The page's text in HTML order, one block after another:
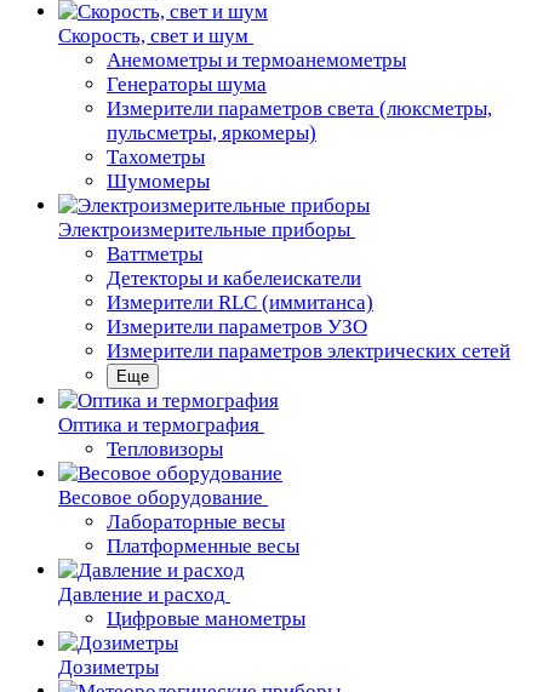
Скорость, свет и шум
Анемометры и термоанемометры
Генераторы шума
Измерители параметров света (люксметры,
пульсметры, яркомеры)
Тахометры
Шумомеры
Электроизмерительные приборы
Ваттметры
Детекторы и кабелеискатели
Измерители RLC (иммитанса)
Измерители параметров УЗО
Измерители параметров электрических сетей
Еще
Oптика и термография
Тепловизоры
Весовое оборудование
Лабораторные весы
Платформенные весы
Давление и расход
Цифровые манометры
Дозиметры